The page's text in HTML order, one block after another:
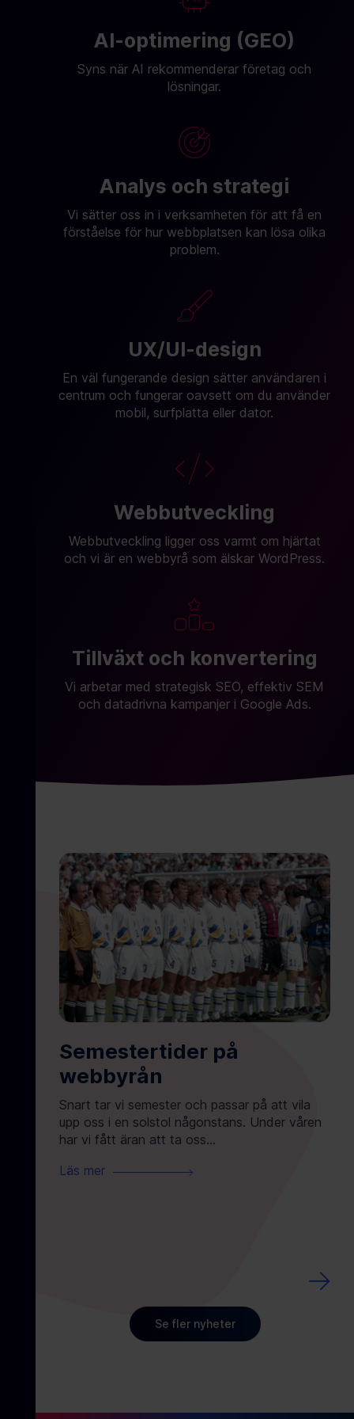
AI-optimering (GEO)
Syns när AI rekommenderar företag och
lösningar.
Analys och strategi
Vi sätter oss in i verksamheten för att få en
förståelse för hur webbplatsen kan lösa olika
problem.
UX/UI-design
En väl fungerande design sätter användaren i
centrum och fungerar oavsett om du använder
mobil, surfplatta eller dator.
Webbutveckling
Webbutveckling ligger oss varmt om hjärtat
och vi är en webbyrå som älskar WordPress.
Tillväxt och konvertering
Vi arbetar med strategisk SEO, effektiv SEM
och datadrivna kampanjer i Google Ads.
Semestertider på
webbyrån
Snart tar vi semester och passar på att vila
upp oss i en solstol någonstans. Under våren
har vi fått äran att ta oss...
Läs mer
Se fler nyheter